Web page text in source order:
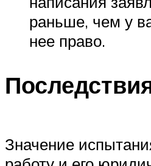
раньше, чем у
нее право.
Значение